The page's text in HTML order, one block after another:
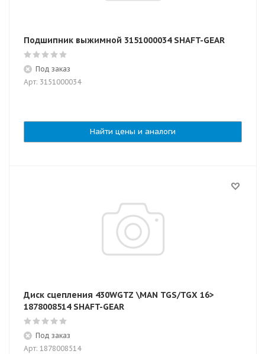
Подшипник выжимной 3151000034 SHAFT-GEAR
Под заказ
Арт: 3151000034
Найти цены и аналоги
Диск сцепления 430WGTZ \MAN TGS/TGX 16>
1878008514 SHAFT-GEAR
Под заказ
Арт: 1878008514